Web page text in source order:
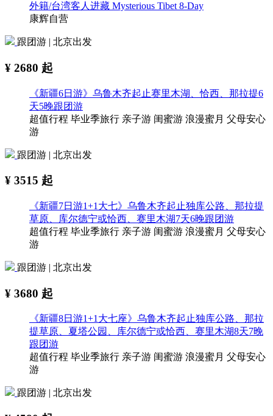
外籍/台湾客人进藏 Mysterious Tibet 8-Day
康辉自营
跟团游 | 北京出发
¥ 2680 起
《新疆6日游》乌鲁木齐起止赛里木湖、恰西、那拉提6
天5晚跟团游
超值行程 毕业季旅行 亲子游 闺蜜游 浪漫蜜月 父母安心
游
跟团游 | 北京出发
¥ 3515 起
《新疆7日游1+1大七》乌鲁木齐起止独库公路、那拉提
草原、库尔德宁或恰西、赛里木湖7天6晚跟团游
超值行程 毕业季旅行 亲子游 闺蜜游 浪漫蜜月 父母安心
游
跟团游 | 北京出发
¥ 3680 起
《新疆8日游1+1大七座》乌鲁木齐起止独库公路、那拉
提草原、夏塔公园、库尔德宁或恰西、赛里木湖8天7晚
跟团游
超值行程 毕业季旅行 亲子游 闺蜜游 浪漫蜜月 父母安心
游
跟团游 | 北京出发